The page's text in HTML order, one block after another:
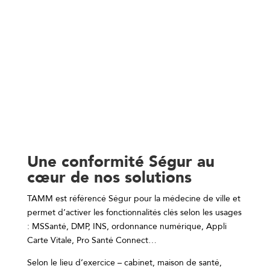
Une conformité Ségur au
cœur de nos solutions
TAMM est référencé Ségur pour la médecine de ville et
permet d’activer les fonctionnalités clés selon les usages
: MSSanté, DMP, INS, ordonnance numérique, Appli
Carte Vitale, Pro Santé Connect…
Selon le lieu d’exercice – cabinet, maison de santé,